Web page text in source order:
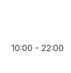
10:00 - 22:00